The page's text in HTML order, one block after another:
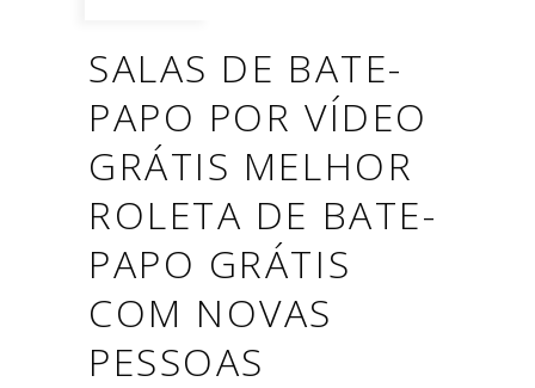
SALAS DE BATE-
PAPO POR VÍDEO
GRÁTIS MELHOR
ROLETA DE BATE-
PAPO GRÁTIS
COM NOVAS
PESSOAS